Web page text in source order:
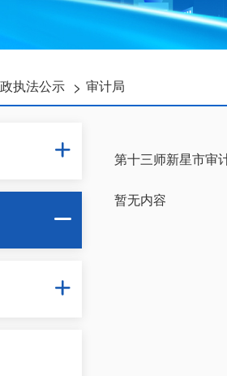
执法公示 > 审计局



第十三师新星市审
暂无内容